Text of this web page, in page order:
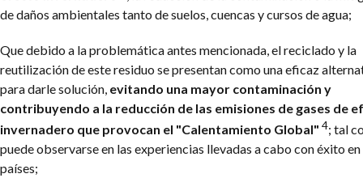
de daños ambientales tanto de suelos, cuencas y cursos de agua;
Que debido a la problemática antes mencionada, el reciclado y la
reutilización de este residuo se presentan como una eficaz
para darle solución, evitando una mayor contaminación y
contribuyendo a la reducción de las emisiones de gases de
invernadero que provocan el "Calentamiento Global" 4; tal
puede observarse en las experiencias llevadas a cabo con éxito
países;